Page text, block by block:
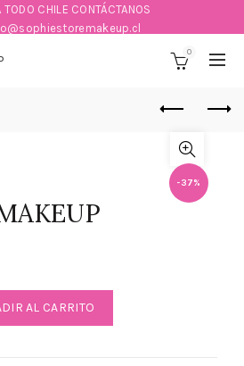
CHILE CONTÁCTANOS
0
-37%
cantidad
AL CARRITO